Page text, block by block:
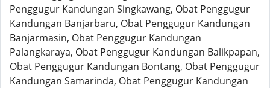
Penggugur Kandungan Singkawang, Obat Penggugur
Kandungan Banjarbaru, Obat Penggugur Kandungan
Banjarmasin, Obat Penggugur Kandungan
Palangkaraya, Obat Penggugur Kandungan Balikpapan,
Obat Penggugur Kandungan Bontang, Obat Penggugur
Kandungan Samarinda, Obat Penggugur Kandungan